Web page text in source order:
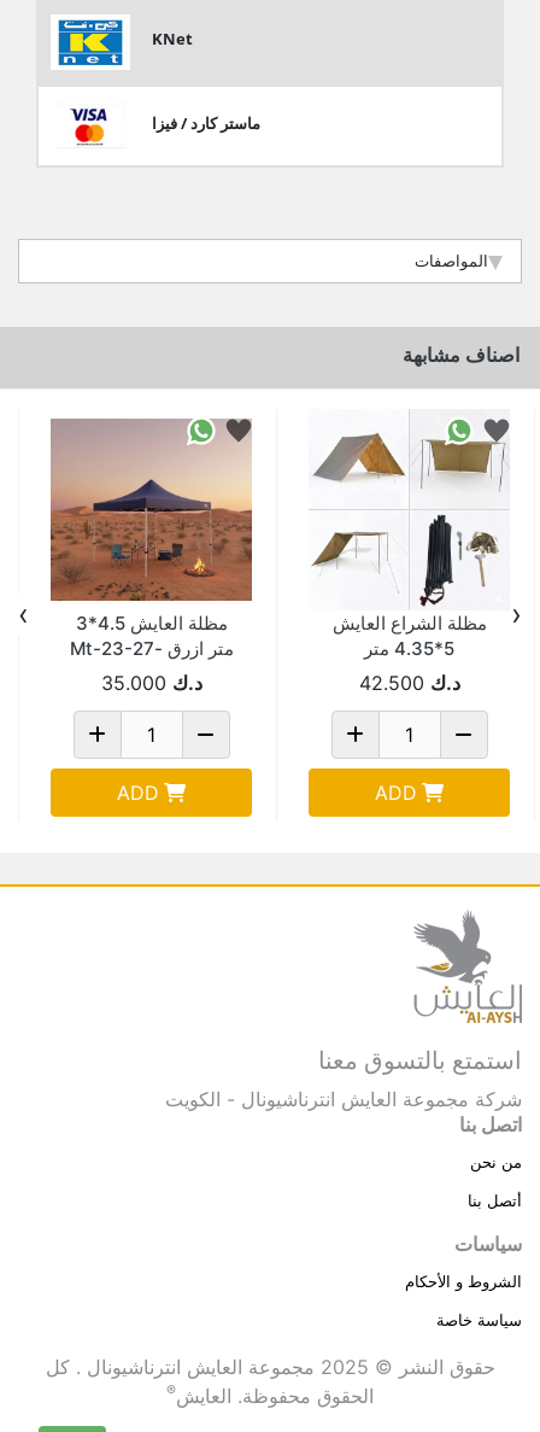
KNet
ماستر كارد / فيزا
المواصفات
اصناف مشابهة
مظلة الشراع العايش
5*4.35 متر
د.ك 42.500
ADD
مظلة العايش 4.5*3
متر ازرق -mt-23-27
د.ك 35.000
ADD
‹
›
استمتع بالتسوق معنا
شركة مجموعة العايش انترناشيونال - الكويت
اتصل بنا
من نحن
أتصل بنا
سياسات
الشروط و الأحكام
سياسة خاصة
حقوق النشر © 2025 مجموعة العايش انترناشيونال . كل
الحقوق محفوظة. العايش®